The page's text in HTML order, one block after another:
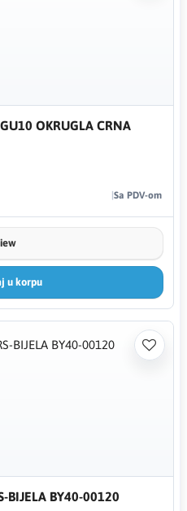
OKRUGLA CRNA
Sa PDV-om
u korpu
BIJELA BY40-00120